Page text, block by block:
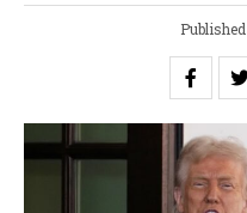
Published